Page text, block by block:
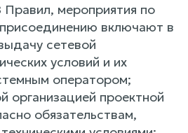
Правил, мероприятия по
включают в
сетевой
условий и их
оператором;
организацией проектной
обязательствам,